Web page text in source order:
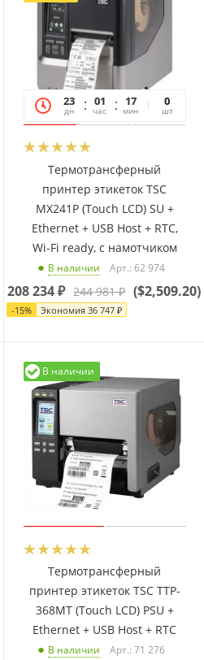
23
дн
01
час
17
мин
06
сек
0
шт
Термотрансферный
принтер этикеток TSC
MX241P (Touch LCD) SU +
Ethernet + USB Host + RTC,
Wi-Fi ready, с намотчиком
В наличии Арт.: 62 974
208 234₽ 244 981₽
-15% Экономия 36 747₽
($2,509.20)
В наличии
Термотрансферный
принтер этикеток TSC TTP-
368MT (Touch LCD) PSU +
Ethernet + USB Host + RTC
В наличии Арт.: 71 276